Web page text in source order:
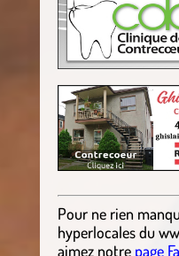
Pour ne rien
hyperlocalesdu
aimez notre page